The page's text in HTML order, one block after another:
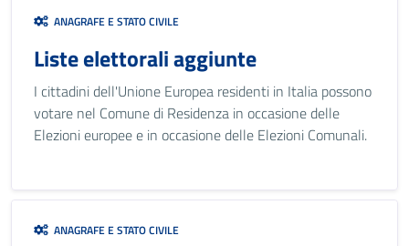
ANAGRAFE E STATO CIVILE
Liste elettorali aggiunte
I cittadini dell'Unione Europea residenti in Italia possono
votare nel Comune di Residenza in occasione delle
Elezioni europee e in occasione delle Elezioni Comunali.
ANAGRAFE E STATO CIVILE